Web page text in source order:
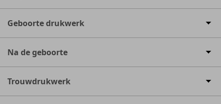
Geboorte drukwerk
Na de geboorte
Trouwdrukwerk